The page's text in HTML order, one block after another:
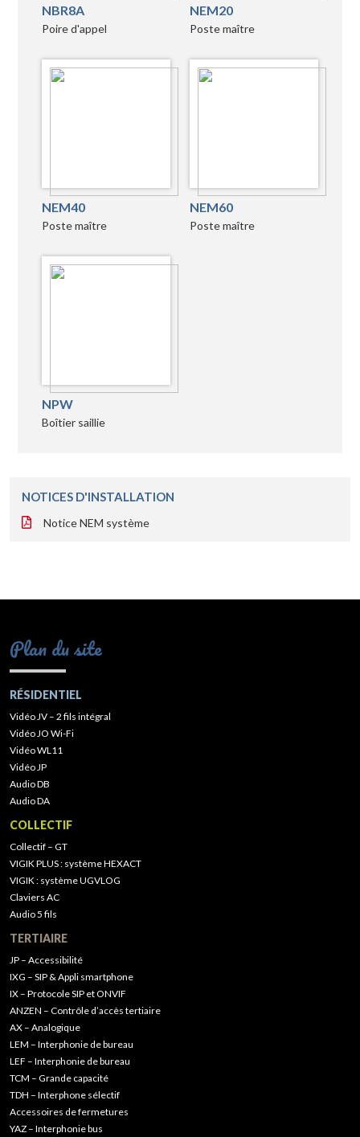
NBR8A
Poire d'appel
NEM20
Poste maître
NEM40
Poste maître
NEM60
Poste maître
NPW
Boîtier saillie
NOTICES D'INSTALLATION
Notice NEM système
Plan du site
RÉSIDENTIEL
Vidéo JV – 2 fils intégral
Vidéo JO Wi-Fi
Vidéo WL11
Vidéo JP
Audio DB
Audio DA
COLLECTIF
Collectif – GT
VIGIK PLUS : système HEXACT
VIGIK : système UGVLOG
Claviers AC
Audio 5 fils
TERTIAIRE
JP – Accessibilité
IXG – SIP & Appli smartphone
IX – Protocole SIP et ONVIF
ANZEN – Contrôle d’accès tertiaire
AX – Analogique
LEM – Interphonie de bureau
LEF – Interphonie de bureau
TCM – Grande capacité
TDH – Interphone sélectif
Accessoires de fermetures
YAZ – Interphonie bus